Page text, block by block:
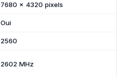
7680 x 4320 pixels
Oui
2560
2602 MHz